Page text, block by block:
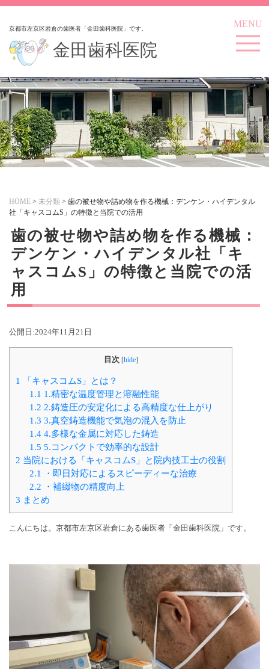
京都市左京区岩倉の歯医者「金田歯科医院」です。
金田歯科医院
MENU
HOME > 未分類 > 歯の被せ物や詰め物を作る機械：デンケン・ハイデンタル
社「キャスコムS」の特徴と当院での活用
歯の被せ物や詰め物を作る機械：
デンケン・ハイデンタル社「キ
ャスコムS」の特徴と当院での活
用
公開日:2024年11月21日
目次 [hide]
1
「キャスコムS」とは？
1.1 1.精密な温度管理と溶融性能
1.2 2.鋳造圧の安定化による高精度な仕上がり
1.3 3.真空鋳造機能で気泡の混入を防止
1.44.多様な金属に対応した鋳造
1.5 5.コンパクトで効率的な設計
2 当院における「キャスコムS」と院内技工士の役割
2.1
・即日対応によるスピーディーな治療
2.2 ・補綴物の精度向上
3 まとめ
こんにちは。京都市左京区岩倉にある歯医者「金田歯科医院」です。